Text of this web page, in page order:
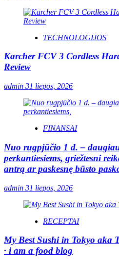
TECHNOLOGIJOS
Karcher FCV 3 Cordless
Review
admin 31 liepos, 2026
FINANSAI
Nuo rugpjūčio 1 d. –
perkantiesiems, griežtesni
antrą ar paskesnę būsto
admin 31 liepos, 2026
RECEPTAI
My Best Sushi in Tokyo aka
· i am a food blog